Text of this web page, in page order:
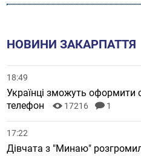
НОВИНИ ЗАКАРПАТТЯ
18:49
Українці зможуть оформити
телефон
17216 1
17:22
Дівчата з "Минаю"